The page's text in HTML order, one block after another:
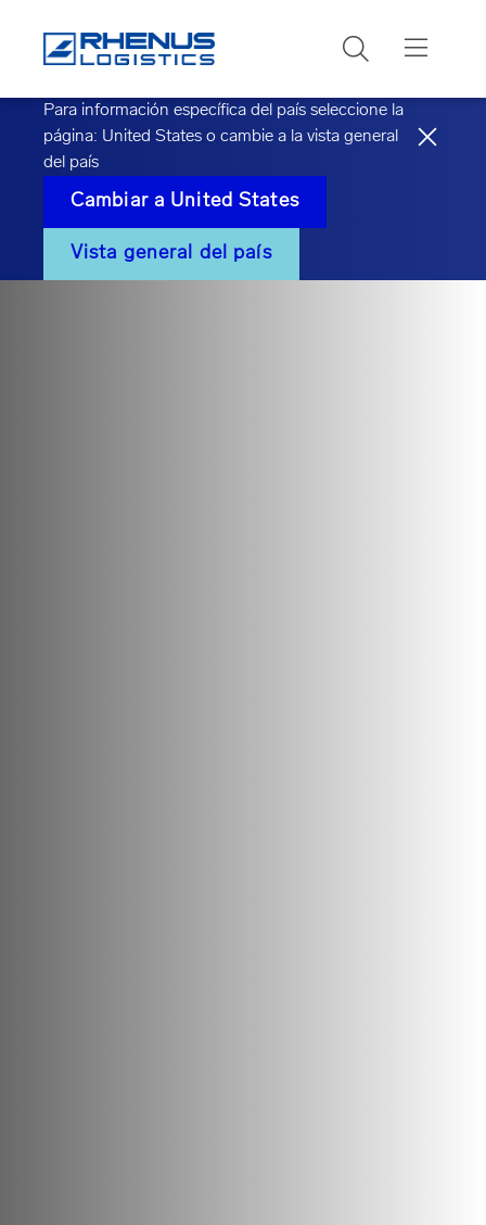
Buscar
Para información específica del país seleccione la
página: United States o cambie a la vista general
del país
Cambiar a United States
Vista general del país